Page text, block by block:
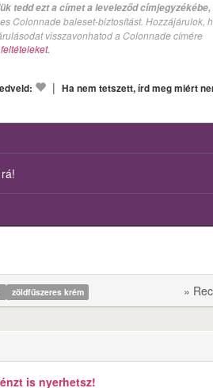
tedd ezt a címet a leveleződ címjegyzékébe,
Colonnade baleset-biztosítást. Hozzájárulok,
visszavonhatod a Colonnade címére
| Ha nem tetszett, írd meg miért
zöldfűszeres krém »
is nyerhetsz!